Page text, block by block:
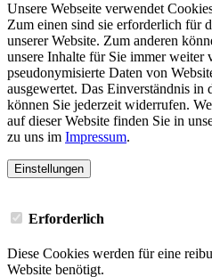
Unsere Webseite verwendet
Zum einen sind sie erforderlich für
unserer Website. Zum anderen
unsere Inhalte für Sie immer weiter
pseudonymisierte Daten von
ausgewertet. Das Einverständnis in
können Sie jederzeit widerrufen.
auf dieser Website finden Sie in
zu uns im Impressum.
Einstellungen
Erforderlich
Diese Cookies werden für eine
Website benötigt.